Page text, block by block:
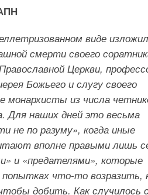
виде изложил
смерти своего
Церкви,
Божьего и слугу своего
монархисты из числа
Для наших дней это весьма
не по разуму», когда иные
вполне правыми лишь
и «предателями», которые
что-то возразить,
добить. Как случилось